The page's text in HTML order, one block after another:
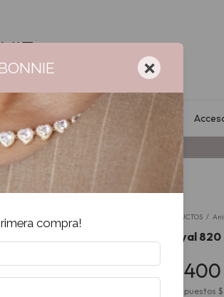
interés | 6 cuotas + $160.000
Pulseras Anillos Sale
PRODUCTOS /
Anillo Royal
$503.400
Precio sin impuestos
×
compra!